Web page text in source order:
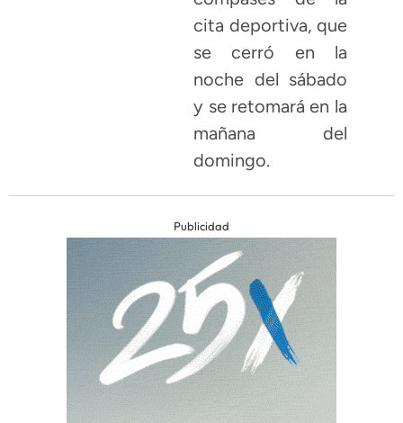
cita deportiva, que
se cerró en la
noche del sábado
y se retomará en la
mañana del
domingo.
Publicidad